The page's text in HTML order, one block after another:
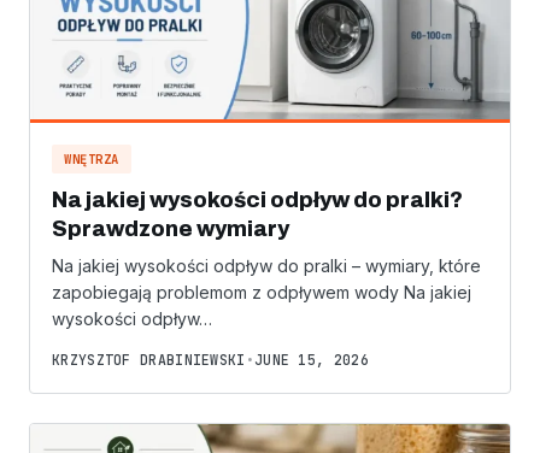
WNĘTRZA
Na jakiej wysokości odpływ do pralki?
Sprawdzone wymiary
Na jakiej wysokości odpływ do pralki – wymiary, które
zapobiegają problemom z odpływem wody Na jakiej
wysokości odpływ…
KRZYSZTOF DRABINIEWSKI • JUNE 15, 2026